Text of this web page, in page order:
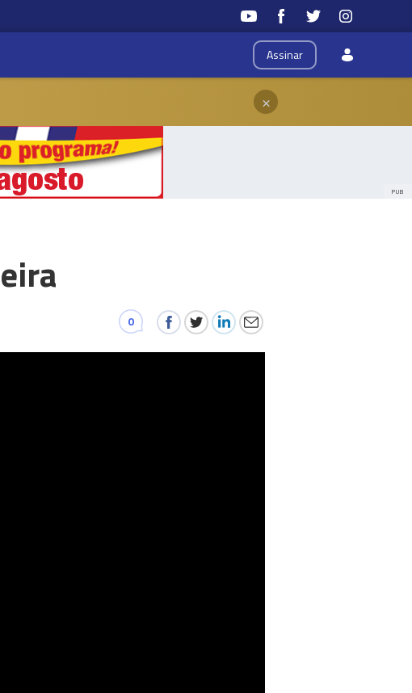
Assinar
×
PUB
0